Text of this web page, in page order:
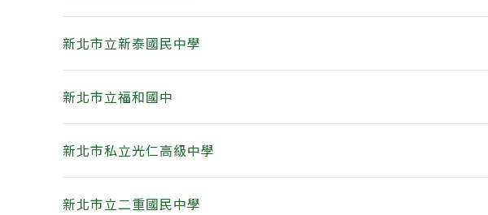
新北市立新泰國民中學
新北市立福和國中
新北市私立光仁高級中學
新北市立二重國民中學